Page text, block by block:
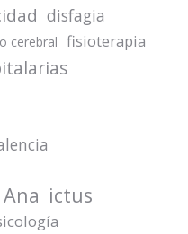
disfagia
cerebral fisioterapia
ictus